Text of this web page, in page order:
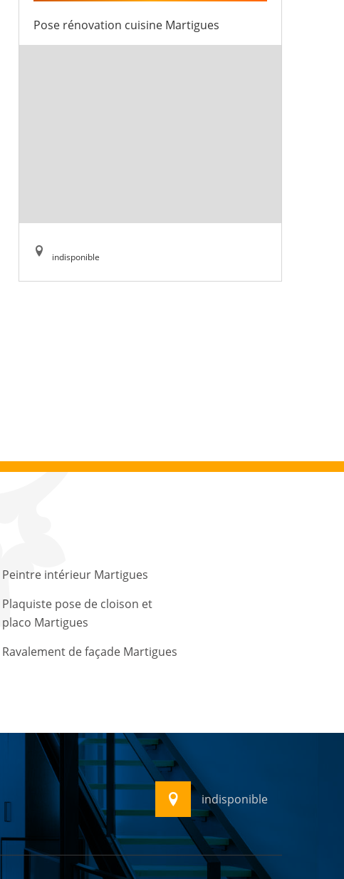
Pose rénovation cuisine Martigues
indisponible
Peintre intérieur Martigues
Plaquiste pose de cloison et
placo Martigues
Ravalement de façade Martigues
indisponible